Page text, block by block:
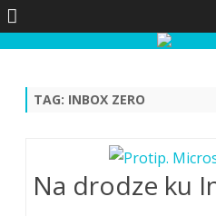
TAG: INBOX ZERO
Na drodze ku